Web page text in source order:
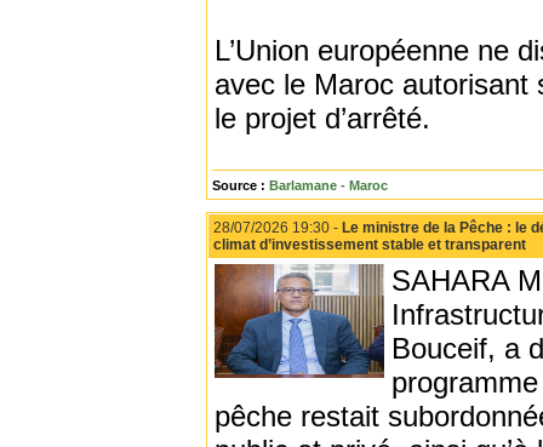
L’Union européenne ne
avec le Maroc autorisant
le projet d’arrêté.
Source : Barlamane - Maroc
28/07/2026 19:30 - Le ministre de la Pêche : le
climat d’investissement stable et transparent
SAHARA
Bouceif, a
pêche restait